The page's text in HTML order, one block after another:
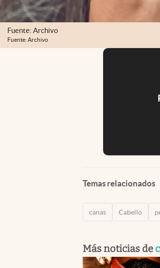
Fuente: Archivo
Fuente: Archivo
Temas relacionados
canas Cabello
Más noticias de